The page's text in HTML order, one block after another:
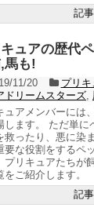
記
ュアの歴代
馬も!
11/20
プリ
ドリームスターズ
ュアメンバーには
します。 ただ単に
救ったり、悪に染
要な役割をするペ
プリキュアたちが
をご紹介します。
記